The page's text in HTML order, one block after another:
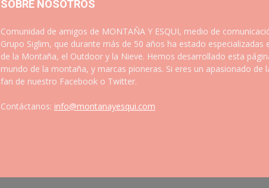
SOBRE NOSOTROS
Comunidad de amigos de MONTAÑA Y ESQUI, medio de
Grupo Siglim, que durante más de 50 años ha estado especializadas
de la Montaña, el Outdoor y la Nieve. Hemos desarrollado esta
mundo de la montaña, y marcas pioneras. Si eres un apasionado de
fan de nuestro Facebook o Twitter.
Contáctanos: info@montanayesqui.com